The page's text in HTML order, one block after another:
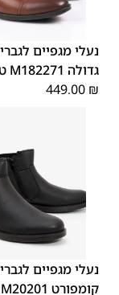
נעלי מגפיים
גדולה M182271 טבק
449.00 ₪
40
41
42
נעלי מגפיים
קומפורט M20201 שחור